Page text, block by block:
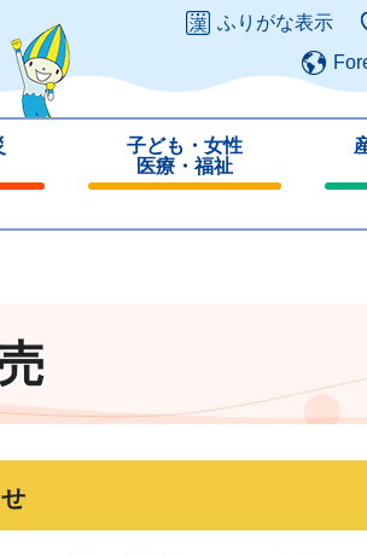
ふりがな表示
子ども・女性
医療・福祉
じ
じ